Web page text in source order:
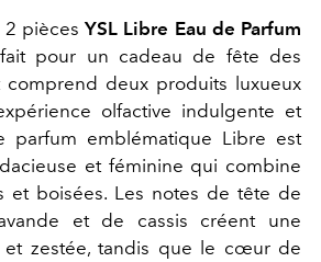
2 piècesYSL Libre Eau de Parfum
pour un cadeau de fête des
comprend deux produits luxueux
olfactive indulgente et
parfum emblématique Libre est
et féminine qui combine
et boisées. Les notes de tête de
et de cassis créent une
et zestée, tandis que le cœur de